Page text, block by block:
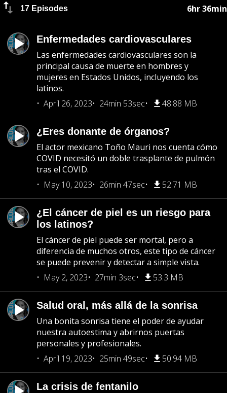
17 Episodes 6hr 36min
Enfermedades cardiovasculares
Las enfermedades cardiovasculares son la
principal causa de muerte en hombres y
mujeres en Estados Unidos, incluyendo los
latinos.
April 26, 2023
24min 53sec 48.88 MB
¿Eres donante de órganos?
El actor mexicano Toño Mauri nos cuenta cómo
COVID necesitó un doble trasplante de pulmón
tras el COVID.
May 10, 2023
26min 47sec 52.71 MB
¿El cáncer de piel es un riesgo para
los latinos?
El cáncer de piel puede ser mortal, pero a
diferencia de muchos otros, este tipo de cáncer
se puede prevenir y detectar a simple vista.
May 2, 2023
27min 3sec 53.3 MB
Salud oral, más allá de la sonrisa
Una bonita sonrisa tiene el poder de ayudar
nuestra autoestima y abrirnos puertas
personales y profesionales.
April 19, 2023
25min 49sec 50.94 MB
La crisis de fentanilo